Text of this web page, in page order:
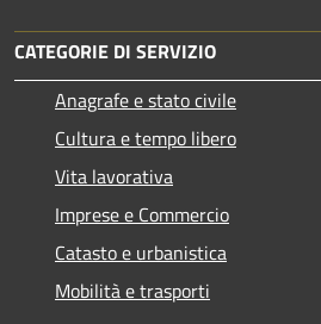
CATEGORIE DI SERVIZIO
Anagrafe e stato civile
Cultura e tempo libero
Vita lavorativa
Imprese e Commercio
Catasto e urbanistica
Mobilità e trasporti